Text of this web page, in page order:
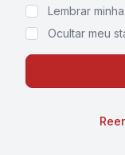
Lembrar
Ocultar meu